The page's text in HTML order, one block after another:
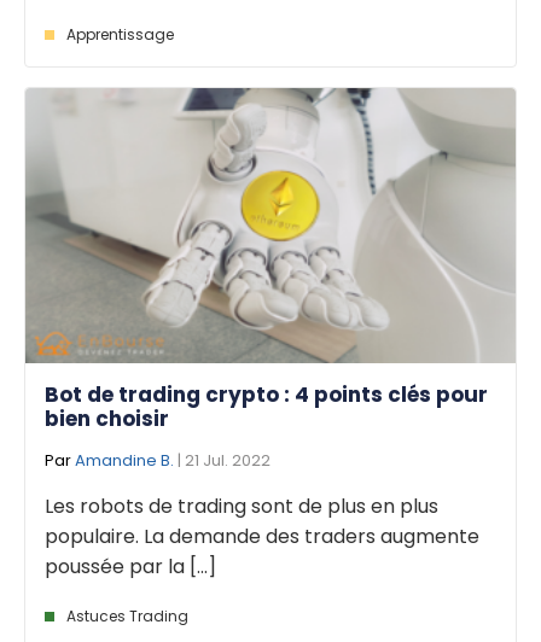
Apprentissage
Bot de trading crypto : 4 points clés pour
bien choisir
ParAmandine B. | 21 Jul. 2022
Les robots de trading sont de plus en plus
populaire. La demande des traders augmente
poussée par la [...]
Astuces Trading